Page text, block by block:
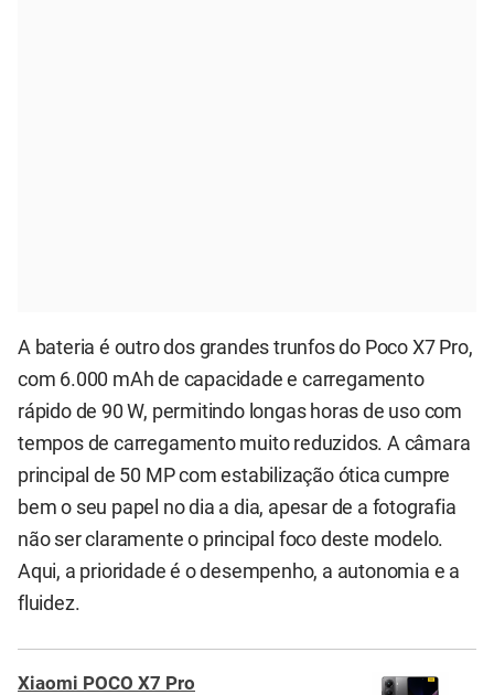
A bateria é outro dos grandes trunfos do Poco X7 Pro,
com 6.000 mAh de capacidade e carregamento
rápido de 90 W, permitindo longas horas de uso com
tempos de carregamento muito reduzidos. A câmara
principal de 50 MP com estabilização ótica cumpre
bem o seu papel no dia a dia, apesar de a fotografia
não ser claramente o principal foco deste modelo.
Aqui, a prioridade é o desempenho, a autonomia e a
fluidez.
Xiaomi POCO X7 Pro